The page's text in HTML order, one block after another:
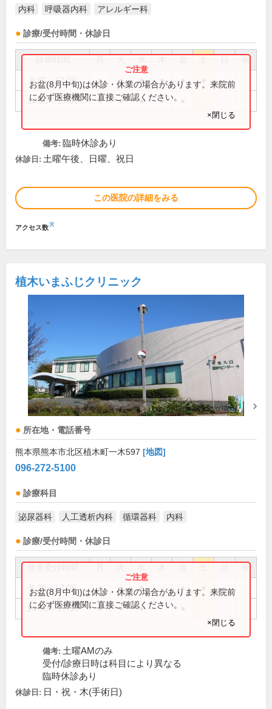
内科 呼吸器内科 アレルギー科
診療/受付時間・休診日
祝
8:30～12:30 ● ● ● ● ●
14:00～17:00 ● ● ● ●
お盆(8月中旬)は休診・休業の場合があります。来院前
に必ず医療機関に直接ご確認ください。
×閉じる
備考: 臨時休診あり
休診日: 土曜午後、日曜、祝日
この医院の詳細をみる
アクセス数※
植木いまふじクリニック
所在地・電話番号
熊本県熊本市北区植木町一木597 [地図]
096-272-5100
診療科目
泌尿器科 人工透析内科 循環器科 内科
診療/受付時間・休診日
祝
8:30～12:00 ● ● ● ●
14:00～17:30 ● ● ●
お盆(8月中旬)は休診・休業の場合があります。来院前
に必ず医療機関に直接ご確認ください。
×閉じる
備考: 土曜AMのみ
受付/診療日時は科目により異なる
臨時休診あり
休診日: 日・祝・木(手術日)